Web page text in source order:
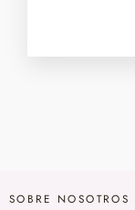
SOBRE NOSOTROS